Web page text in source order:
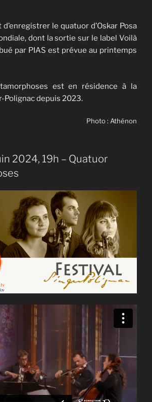
d’enregistrer le quatuor d’Oskar Posa
dont la sortie sur le label Voilà
par PIAS est prévue au printemps
est en résidence à la
Polignac depuis 2023.
Photo : Athénon
2024, 19h – Quatuor